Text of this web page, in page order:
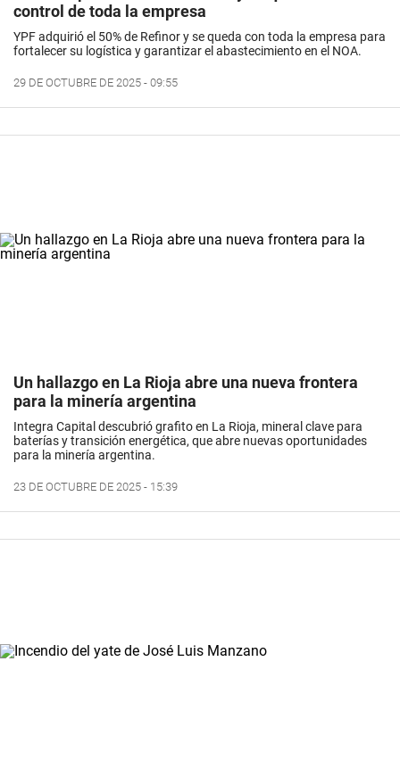
control de toda la empresa
YPF adquirió el 50% de Refinor y se queda con toda la empresa para
fortalecer su logística y garantizar el abastecimiento en el NOA.
29 DE OCTUBRE DE 2025 - 09:55
Un hallazgo en La Rioja abre una nueva frontera
para la minería argentina
Integra Capital descubrió grafito en La Rioja, mineral clave para
baterías y transición energética, que abre nuevas oportunidades
para la minería argentina.
23 DE OCTUBRE DE 2025 - 15:39